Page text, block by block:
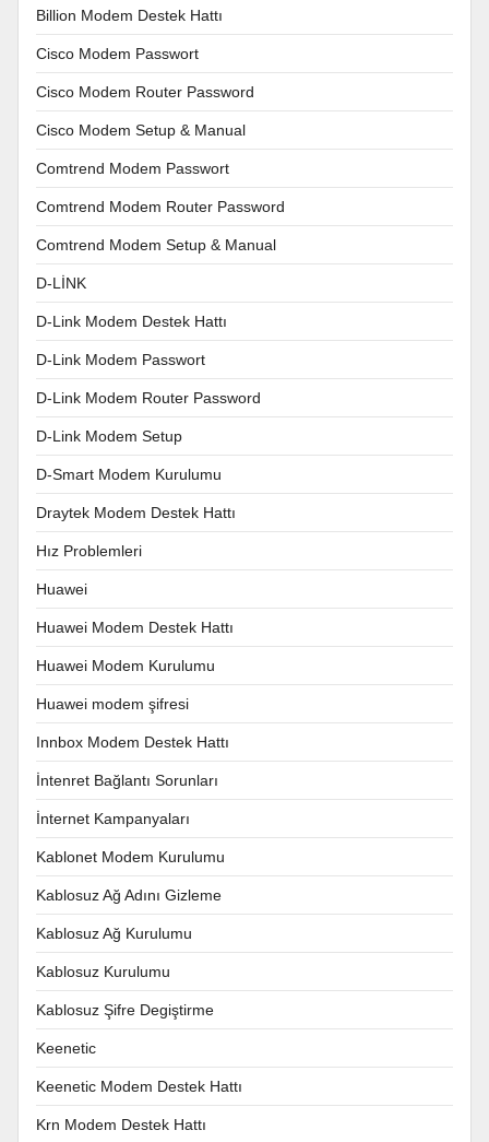
Billion Modem Destek Hattı
Cisco Modem Passwort
Cisco Modem Router Password
Cisco Modem Setup & Manual
Comtrend Modem Passwort
Comtrend Modem Router Password
Comtrend Modem Setup & Manual
D-LİNK
D-Link Modem Destek Hattı
D-Link Modem Passwort
D-Link Modem Router Password
D-Link Modem Setup
D-Smart Modem Kurulumu
Draytek Modem Destek Hattı
Hız Problemleri
Huawei
Huawei Modem Destek Hattı
Huawei Modem Kurulumu
Huawei modem şifresi
Innbox Modem Destek Hattı
İntenret Bağlantı Sorunları
İnternet Kampanyaları
Kablonet Modem Kurulumu
Kablosuz Ağ Adını Gizleme
Kablosuz Ağ Kurulumu
Kablosuz Kurulumu
Kablosuz Şifre Degiştirme
Keenetic
Keenetic Modem Destek Hattı
Krn Modem Destek Hattı